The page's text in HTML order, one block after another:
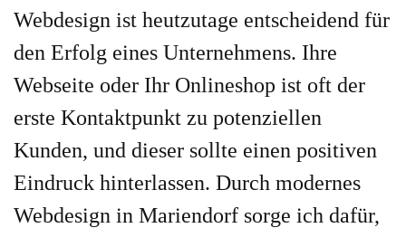
Webdesign ist heutzutage entscheidend für
den Erfolg eines Unternehmens. Ihre
Webseite oder Ihr Onlineshop ist oft der
erste Kontaktpunkt zu potenziellen
Kunden, und dieser sollte einen positiven
Eindruck hinterlassen. Durch modernes
Webdesign in Mariendorf sorge ich dafür,